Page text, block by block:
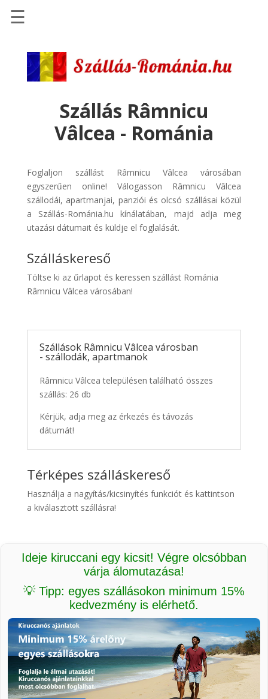
Szállások
Repülőjegy
pénzvisszatérítéssel
Discover
Cars
Transzfer
Kiwi
Taxi
☰
Szállás Râmnicu
Vâlcea - Románia
Foglaljon szállást Râmnicu Vâlcea városában
egyszerűen online! Válogasson Râmnicu Vâlcea
szállodái, apartmanjai, panziói és olcsó szállásai közül
a Szállás-Románia.hu kínálatában, majd adja meg
utazási dátumait és küldje el foglalását.
Szálláskereső
Töltse ki az űrlapot és keressen szállást Románia
Râmnicu Vâlcea városában!
Szállások Râmnicu Vâlcea városban
- szállodák, apartmanok
Râmnicu Vâlcea településen található összes
szállás: 26 db
Kérjük, adja meg az érkezés és távozás
dátumát!
Térképes szálláskereső
Használja a nagyítás/kicsinyítés funkciót és kattintson
a kiválasztott szállásra!
Ideje kiruccani egy kicsit! Végre olcsóbban
várja álomutazása!
💡 Tipp: egyes szállásokon minimum 15%
kedvezmény is elérhető.